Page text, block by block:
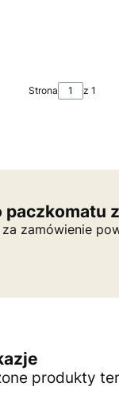
Strona z 1
paczkomatu
zamówienie
produkty